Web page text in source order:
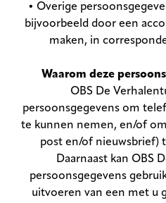
• Overige
bijvoorbeeld door een
maken, in
Waarom deze
OBS De
persoonsgegevens om
te kunnen nemen, en/of
post en/of nieuwsbrief)
Daarnaast kan OBS
persoonsgegevens
uitvoeren van een met u